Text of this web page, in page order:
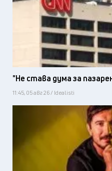
"Не става дума за
11:45, 05 авг 26 / Idealisti